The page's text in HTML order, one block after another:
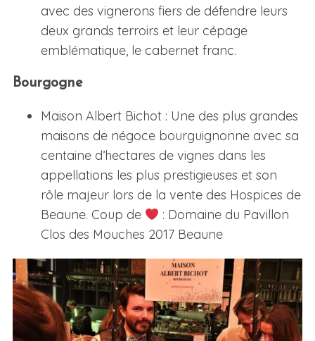
avec des vignerons fiers de défendre leurs
deux grands terroirs et leur cépage
emblématique, le cabernet franc.
Bourgogne
Maison Albert Bichot : Une des plus grandes
maisons de négoce bourguignonne avec sa
centaine d’hectares de vignes dans les
appellations les plus prestigieuses et son
rôle majeur lors de la vente des Hospices de
Beaune. Coup de
: Domaine du Pavillon
Clos des Mouches 2017 Beaune